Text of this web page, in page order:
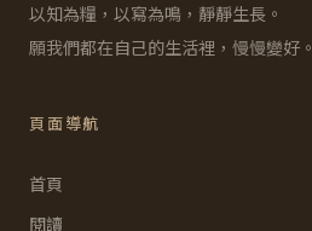
以知為糧，以寫為鳴，靜靜生長。
願我們都在自己的生活裡，慢慢變好。
頁面導航
首頁
閱讀